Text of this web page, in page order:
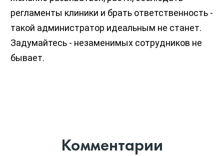
регламенты клиники и брать ответственность -
такой администратор идеальным не станет.
Задумайтесь - незаменимых сотрудников не
бывает.
Комментарии